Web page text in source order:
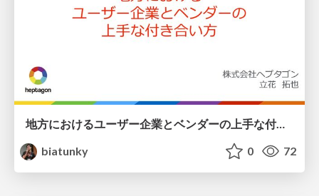
地方におけるユーザー企業とベンダーの上手な付き合い方 / osh2026-tachibana
biatunky
0 72